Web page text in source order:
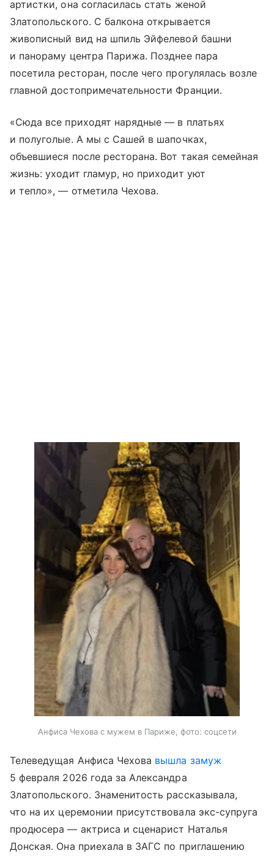
артистки, она согласилась стать женой
Златопольского. С балкона открывается
живописный вид на шпиль Эйфелевой башни
и панораму центра Парижа. Позднее пара
посетила ресторан, после чего прогулялась возле
главной достопримечательности Франции.
«Сюда все приходят нарядные — в платьях
и полуголые. А мы с Сашей в шапочках,
объевшиеся после ресторана. Вот такая семейная
жизнь: уходит гламур, но приходит уют
и тепло», — отметила Чехова.
Анфиса Чехова с мужем в Париже, фото: соцсети
Телеведущая Анфиса Чехова вышла замуж
5 февраля 2026 года за Александра
Златопольского. Знаменитость рассказывала,
что на их церемонии присутствовала экс-супруга
продюсера — актриса и сценарист Наталья
Донская. Она приехала в ЗАГС по приглашению